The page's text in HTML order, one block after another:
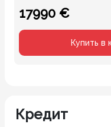
17990 €
Купить в
Кредит